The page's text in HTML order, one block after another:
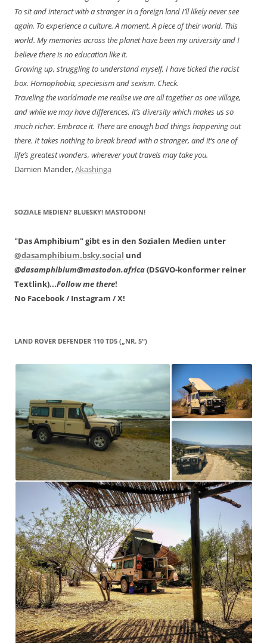
To sit and interact with a stranger in a foreign land I’ll likely never see
again. To experience a culture. A moment. A piece of their world. This
world. My memories across the planet have been my university and I
believe there is no education like it.
Growing up, struggling to understand myself, I have ticked the racist
box. Homophobia, speciesism and sexism. Check.
Traveling the worldmade me realise we are all together as one village,
and while we may have differences, it’s diversity which makes us so
much richer. Embrace it. There are enough bad things happening out
there. It takes nothing to break bread with a stranger, and it’s one of
life’s greatest wonders, wherever yout travels may take you.
Damien Mander,Akashinga
SOZIALE MEDIEN? BLUESKY! MASTODON!
"Das Amphibium" gibt es in den Sozialen Medien unter
@dasamphibium.bsky.social und
@dasamphibium@mastodon.africa(DSGVO-konformer reiner
Textlink)...Follow me there!
No Facebook / Instagram / X!
LAND ROVER DEFENDER 110 TD5 („NR. 5“)